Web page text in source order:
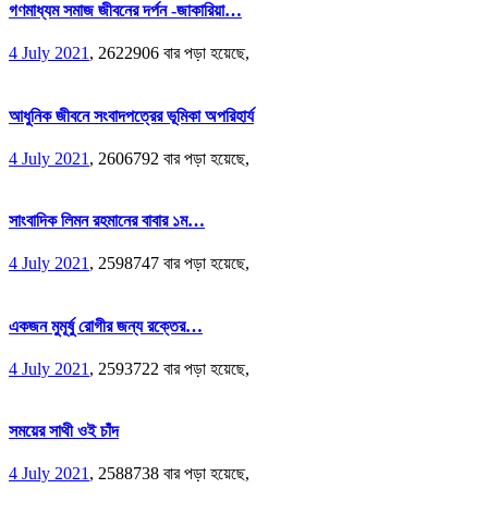
গণমাধ্যম সমাজ জীবনের দর্পন -জাকারিয়া…
4 July 2021 , 2622906 বার পড়া হয়েছে,
আধুনিক জীবনে সংবাদপত্রের ভূমিকা অপরিহার্য
4 July 2021 , 2606792 বার পড়া হয়েছে,
সাংবাদিক লিমন রহমানের বাবার ১ম…
4 July 2021, 2598747 বার পড়া হয়েছে,
একজন মুমূর্ষু রোগীর জন্য রক্তের…
4 July 2021 , 2593722 বার পড়া হয়েছে,
সময়ের সাথী ওই চাঁদ
4 July 2021, 2588738 বার পড়া হয়েছে,